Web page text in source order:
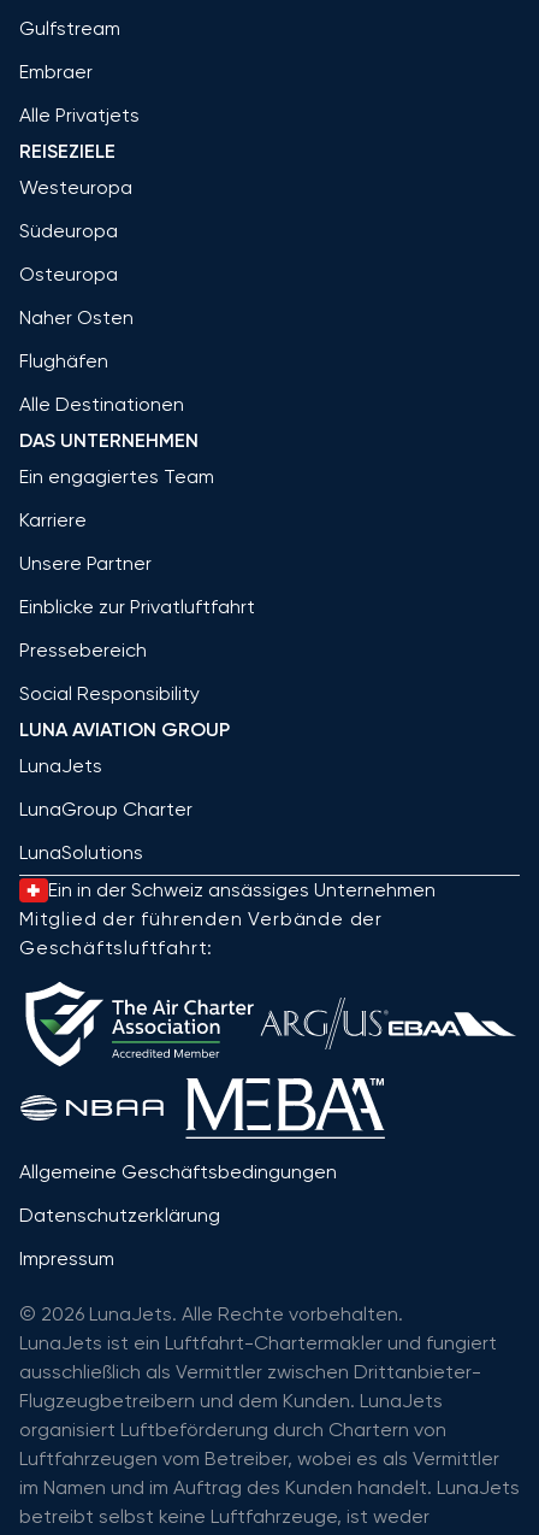
Gulfstream
Embraer
Alle Privatjets
REISEZIELE
Westeuropa
Südeuropa
Osteuropa
Naher Osten
Flughäfen
Alle Destinationen
DAS UNTERNEHMEN
Ein engagiertes Team
Karriere
Unsere Partner
Einblicke zur Privatluftfahrt
Pressebereich
Social Responsibility
LUNA AVIATION GROUP
LunaJets
LunaGroup Charter
LunaSolutions
Ein in der Schweiz ansässiges Unternehmen
Mitglied der führenden Verbände der
Geschäftsluftfahrt:
Allgemeine Geschäftsbedingungen
Datenschutzerklärung
Impressum
© 2026 LunaJets. Alle Rechte vorbehalten.
LunaJets ist ein Luftfahrt-Chartermakler und fungiert
ausschließlich als Vermittler zwischen Drittanbieter-
Flugzeugbetreibern und dem Kunden. LunaJets
organisiert Luftbeförderung durch Chartern von
Luftfahrzeugen vom Betreiber, wobei es als Vermittler
im Namen und im Auftrag des Kunden handelt. LunaJets
betreibt selbst keine Luftfahrzeuge, ist weder